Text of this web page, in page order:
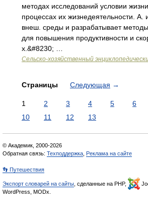
методах исследований условии
процессах их жизнедеятельности. А.
внеш. среды и разрабатывает
для повышения продуктивности и
х.&#8230; …
Сельско-хозяйственный
Страницы Следующая →
1 2 3 4 5 6
10
11 12 13
© Академик, 2000-2026
Обратная связь: Техподдержка Реклама на сайте
👣 Путешествия
Экспорт словарей на сайты , сделанные на PHP,
WordPress, MODx.